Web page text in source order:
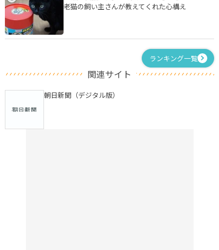
老猫の飼い主さんが教えてくれた心構え
ランキング一覧
関連サイト
朝日新聞（デジタル版）